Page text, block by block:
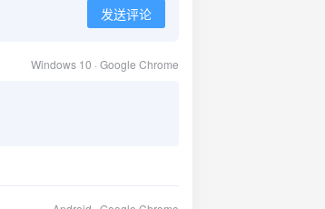
发送评论
Windows 10 · Google Chrome